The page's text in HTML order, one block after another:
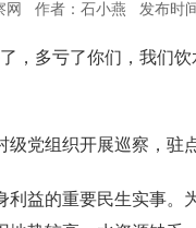
网 作者：石小燕 发布时
，多亏了你们，我们
党组织开展巡察，驻
益的重要民生实事